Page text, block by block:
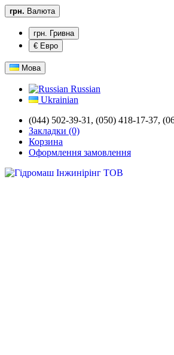
грн. Валюта
грн. Гривна
€ Евро
Мова
Russian
Ukrainian
(044) 502-39-31, (050) 418-17-37,
Закладки (0)
Корзина
Оформлення замовлення